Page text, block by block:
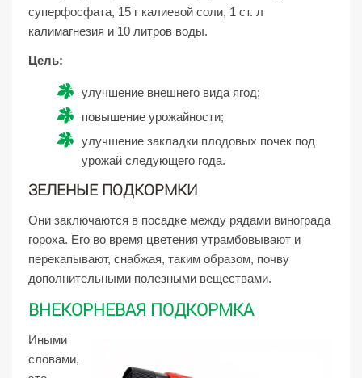
суперфосфата, 15 г калиевой соли, 1 ст. л
калимагнезия и 10 литров воды.
Цель:
улучшение внешнего вида ягод;
повышение урожайности;
улучшение закладки плодовых почек под
урожай следующего года.
ЗЕЛЕНЫЕ ПОДКОРМКИ
Они заключаются в посадке между рядами винограда
гороха. Его во время цветения утрамбовывают и
перекапывают, снабжая, таким образом, почву
дополнительными полезными веществами.
ВНЕКОРНЕВАЯ ПОДКОРМКА
Иными
словами,